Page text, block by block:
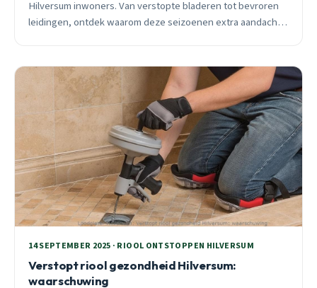
Hilversum inwoners. Van verstopte bladeren tot bevroren
leidingen, ontdek waarom deze seizoenen extra aandacht
14 SEPTEMBER 2025 · RIOOL ONTSTOPPEN HILVERSUM
Verstopt riool gezondheid Hilversum:
waarschuwing